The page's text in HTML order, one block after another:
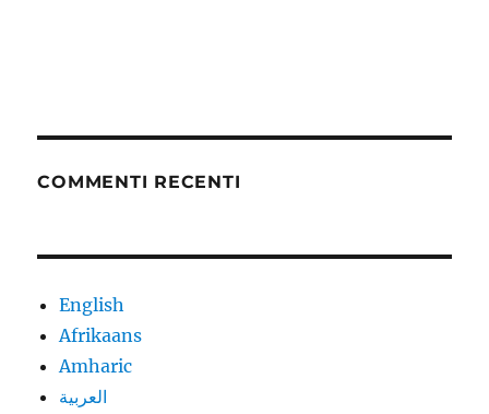
COMMENTI RECENTI
English
Afrikaans
Amharic
العربية